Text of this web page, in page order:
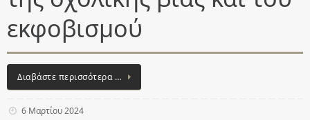
εκφοβισμού
Διαβάστε περισσότερα …
6 Μαρτίου 2024